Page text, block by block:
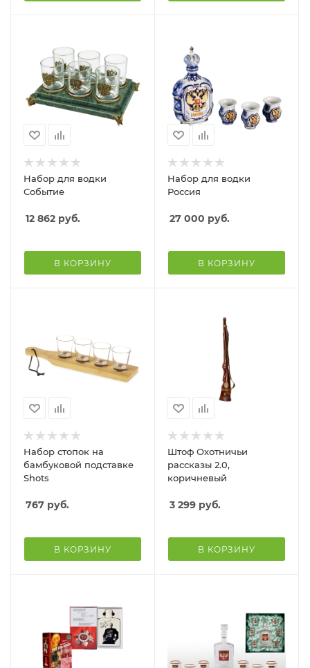
Набор для водки
Событие
12 862 руб.
В КОРЗИНУ
Набор для водки
Россия
27 000 руб.
В КОРЗИНУ
Набор стопок на
бамбуковой подставке
Shots
767 руб.
В КОРЗИНУ
Штоф Охотничьи
рассказы 2.0,
коричневый
3 299 руб.
В КОРЗИНУ